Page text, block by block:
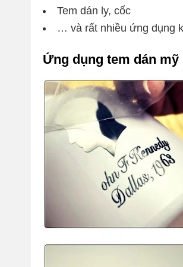
Tem dán ly, cốc
… và rất nhiều ứng dụng
Ứng dụng tem dán